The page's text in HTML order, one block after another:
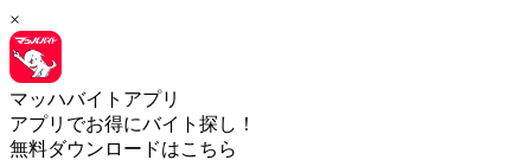
×
マッハバイトアプリ
アプリでお得にバイト探し！
無料ダウンロードはこちら